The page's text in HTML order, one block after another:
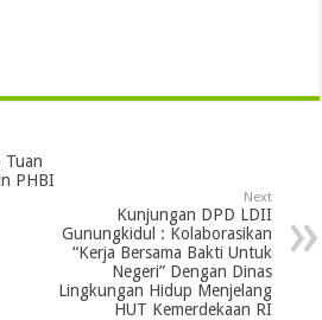
Tuan
PHBI
Next
Kunjungan DPD LDII
Gunungkidul : Kolaborasikan
“Kerja Bersama Bakti Untuk
Negeri” Dengan Dinas
Lingkungan Hidup Menjelang
HUT Kemerdekaan RI